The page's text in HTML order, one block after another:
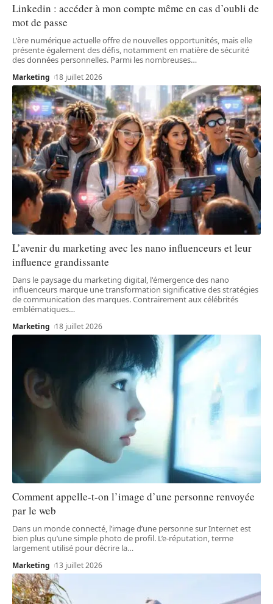
Linkedin : accéder à mon compte même en cas d’oubli de
mot de passe
L'ère numérique actuelle offre de nouvelles opportunités, mais elle
présente également des défis, notamment en matière de sécurité
des données personnelles. Parmi les nombreuses…
Marketing 18 juillet 2026
L’avenir du marketing avec les nano influenceurs et leur
influence grandissante
Dans le paysage du marketing digital, l'émergence des nano
influenceurs marque une transformation significative des stratégies
de communication des marques. Contrairement aux célébrités
emblématiques…
Marketing 18 juillet 2026
Comment appelle-t-on l’image d’une personne renvoyée
par le web
Dans un monde connecté, l’image d’une personne sur Internet est
bien plus qu’une simple photo de profil. L’e-réputation, terme
largement utilisé pour décrire la…
Marketing 13 juillet 2026